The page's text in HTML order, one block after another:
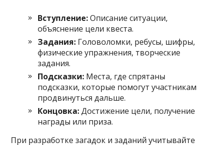
Вступление:Описание ситуации,
объяснение цели квеста.
Задания: Головоломки, ребусы, шифры,
физические упражнения, творческие
задания.
Подсказки: Места, где спрятаны
подсказки, которые помогут участникам
продвинуться дальше.
Концовка:Достижение цели, получение
награды или приза.
При разработке загадок и заданий учитывайте